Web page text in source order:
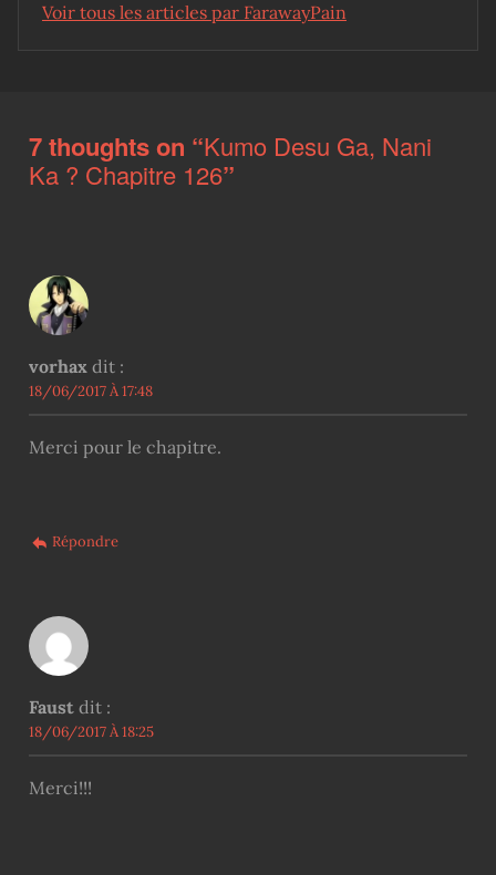
Voir tous les articles par FarawayPain
7 thoughts on “Kumo Desu Ga, Nani
Ka ? Chapitre 126”
vorhax dit :
18/06/2017 À 17:48
Merci pour le chapitre.
Répondre
Faust dit :
18/06/2017 À 18:25
Merci!!!